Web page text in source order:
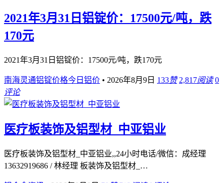
2021年3月31日铝锭价：17500元/吨，跌
170元
2021年3月31日铝锭价：17500元/吨，跌170元
南海灵通铝锭价格今日铝价 • 2026年8月9日 133赞 2,817阅读 0
评论
医疗板装饰及铝型材_中亚铝业
医疗板装饰及铝型材_中亚铝业,,24小时电话/微信：成经理
13632919686 / 林经理 板装饰及铝型材_…